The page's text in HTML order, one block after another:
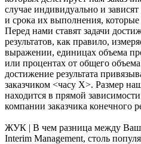
случае индивидуально и
и срока их выполнения, которые
Перед нами ставят задачи
результатов, как правило,
выражении, единицах объема
или процентах от общего
достижение результата
заказчиком <часу X>. Размер
находится в прямой
компании заказчика конечного
ЖУК | В чем разница между
Interim Management, столь